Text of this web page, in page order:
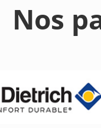
Nos